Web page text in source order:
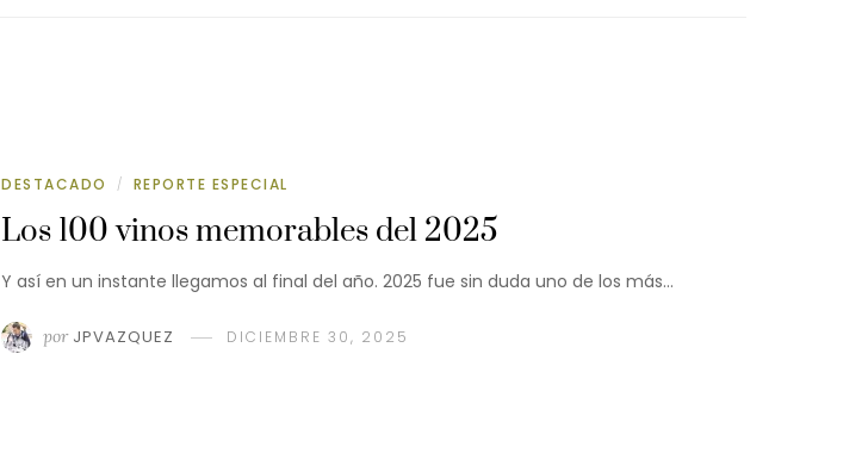
DESTACADO / REPORTE ESPECIAL
Los 100 vinos memorables del 2025
Y así en un instante llegamos al final del año. 2025 fue sin duda uno de los más…
por JPVAZQUEZ DICIEMBRE 30, 2025